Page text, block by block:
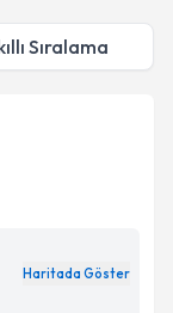
Sıralama
Haritada Göster